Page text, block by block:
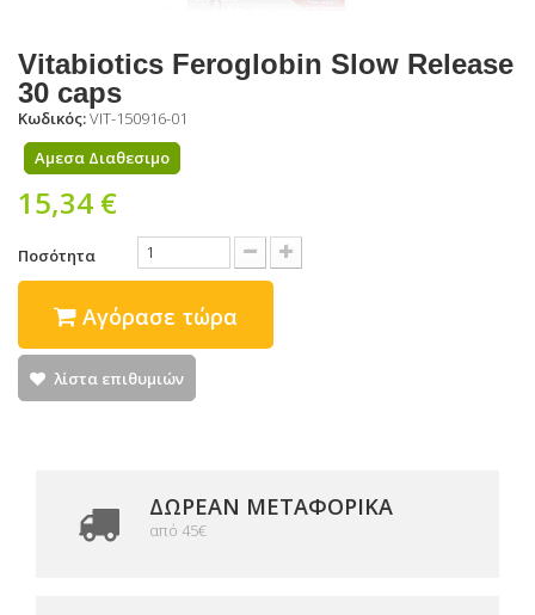
Vitabiotics Feroglobin Slow Release
30 caps
Κωδικός:VIT-150916-01
Αμεσα Διαθεσιμο
15,34 €
Ποσότητα
Αγόρασε τώρα
λίστα επιθυμιών
ΔΩΡΕΑΝ ΜΕΤΑΦΟΡΙΚΆ
από 45€